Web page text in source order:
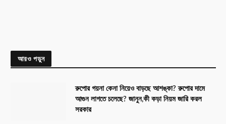
আরও পড়ুন
রুপোর গয়না কেনা নিয়েও বাড়ছে আশঙ্কা? রুপোর দামে
আগুন লাগতে চলেছে? জানুন,কী কড়া নিয়ম জারি করল
সরকার